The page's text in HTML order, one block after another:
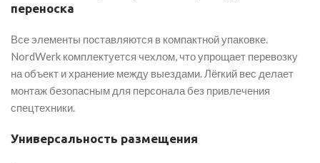
переноска
Все элементы поставляются в компактной упаковке.
NordWerk комплектуется чехлом, что упрощает перевозку
на объект и хранение между выездами. Лёгкий вес делает
монтаж безопасным для персонала без привлечения
спецтехники.
Универсальность размещения